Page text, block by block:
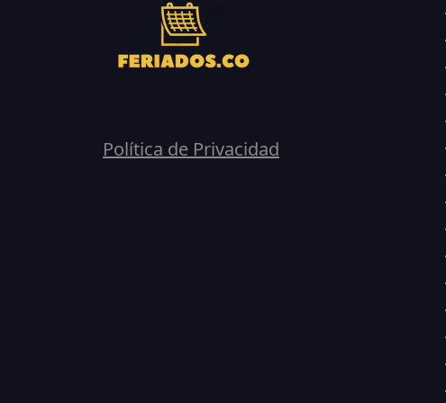
Política de Privacidad